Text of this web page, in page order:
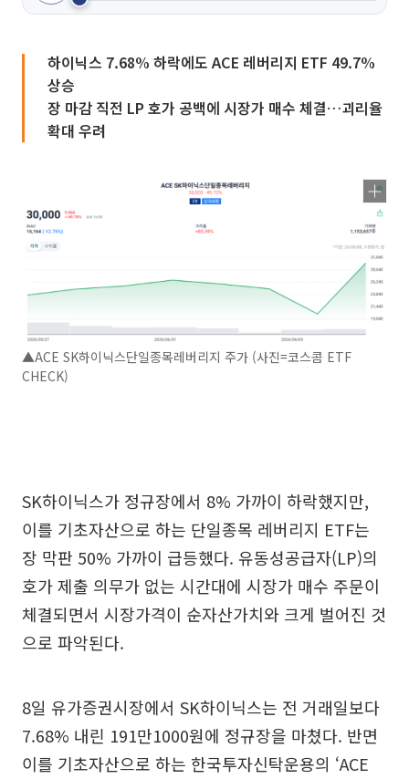
하이닉스 7.68% 하락에도 ACE 레버리지 ETF 49.7%
상승
장 마감 직전 LP 호가 공백에 시장가 매수 체결…괴리율
확대 우려
▲ACE SK하이닉스단일종목레버리지 주가 (사진=코스콤 ETF
CHECK)
SK하이닉스가 정규장에서 8% 가까이 하락했지만,
이를 기초자산으로 하는 단일종목 레버리지 ETF는
장 막판 50% 가까이 급등했다. 유동성공급자(LP)의
호가 제출 의무가 없는 시간대에 시장가 매수 주문이
체결되면서 시장가격이 순자산가치와 크게 벌어진 것
으로 파악된다.
8일 유가증권시장에서 SK하이닉스는 전 거래일보다
7.68% 내린 191만1000원에 정규장을 마쳤다. 반면
이를 기초자산으로 하는 한국투자신탁운용의 ‘ACE